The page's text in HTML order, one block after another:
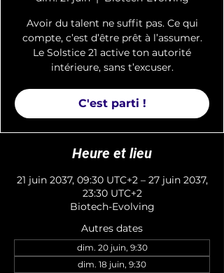
Avoir du talent ne suffit pas. Ce qui
compte, c’est d’être prêt à l’assumer.
Le Solstice 21 active ton autorité
intérieure, sans t’excuser.
C'est parti !
Heure et lieu
21 juin 2037, 09:30 UTC+2 – 27 juin 2037,
23:30 UTC+2
Biotech-Evolving
Autres dates
dim. 20 juin, 9:30
dim. 18 juin, 9:30